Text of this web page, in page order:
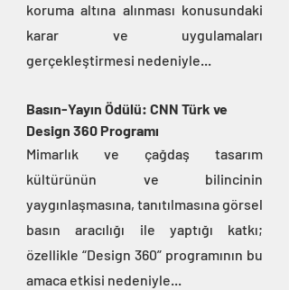
koruma altına alınması konusundaki
karar ve uygulamaları
gerçekleştirmesi nedeniyle...
Basın-Yayın Ödülü: CNN Türk ve
Design 360 Programı
Mimarlık ve çağdaş tasarım
kültürünün ve bilincinin
yaygınlaşmasına, tanıtılmasına görsel
basın aracılığı ile yaptığı katkı;
özellikle “Design 360” programının bu
amaca etkisi nedeniyle...